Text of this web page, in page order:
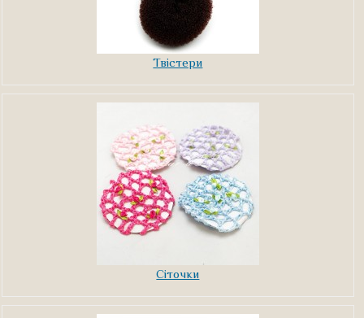
Твістери
Сіточки